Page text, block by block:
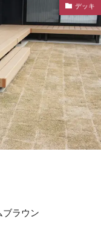
デッキ
ラウン
ポーチ
Kターフ
キフラン
2型
ルームGF